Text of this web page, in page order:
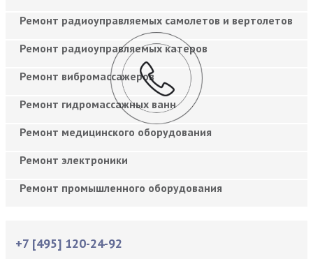
Ремонт радиоуправляемых самолетов и вертолетов
Ремонт радиоуправляемых катеров
Ремонт вибромассажеров
Ремонт гидромассажных ванн
Ремонт медицинского оборудования
Ремонт электроники
Ремонт промышленного оборудования
+7 [495] 120-24-92